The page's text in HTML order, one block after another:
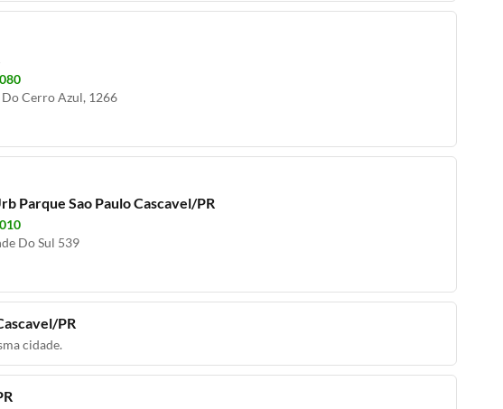
Do Cerro Azul, 1266
Parque Sao Paulo Cascavel/PR
Do Sul 539
PR
cidade.